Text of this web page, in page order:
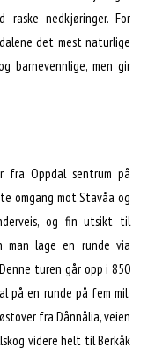
nedkjøringer. For
det mest naturlige
barnevennlige, men gir
fra Oppdal sentrum på
omgang mot Stavåa og
og fin utsikt til
man lage en runde via
turen går opp i 850
på en runde på fem mil.
fra Dånnålia, veien
videre helt til Berkåk